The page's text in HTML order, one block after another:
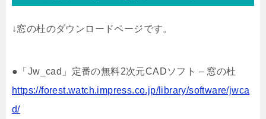
↓窓の杜のダウンロードページです。
●「Jw_cad」定番の無料2次元CADソフト – 窓の杜
https://forest.watch.impress.co.jp/library/software/jwca
d/